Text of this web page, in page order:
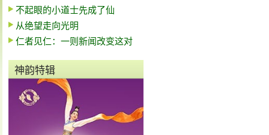
不起眼的小道士先成了仙
从绝望走向光明
仁者见仁：一则新闻改变这对
神韵特辑